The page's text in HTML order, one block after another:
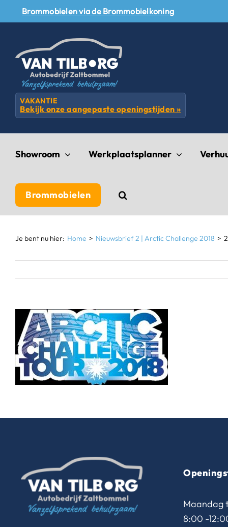
Brommobielen via de Brommobielkoning
VAKANTIE
Bekijk onze aangepaste openingstijden »
Showroom Werkplaatsplanner
Brommobielen
Je bent nu hier: Home Nieuwsbrief 2 | Arctic Challenge 2018 2
Maandag
8:00 -